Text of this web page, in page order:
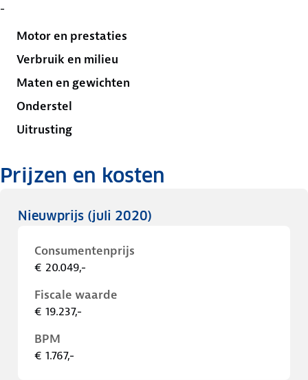
-
Motor en prestaties
Verbruik en milieu
Maten en gewichten
Onderstel
Uitrusting
Prijzen en kosten
Nieuwprijs (juli 2020)
Consumentenprijs
€ 20.049,-
Fiscale waarde
€ 19.237,-
BPM
€ 1.767,-